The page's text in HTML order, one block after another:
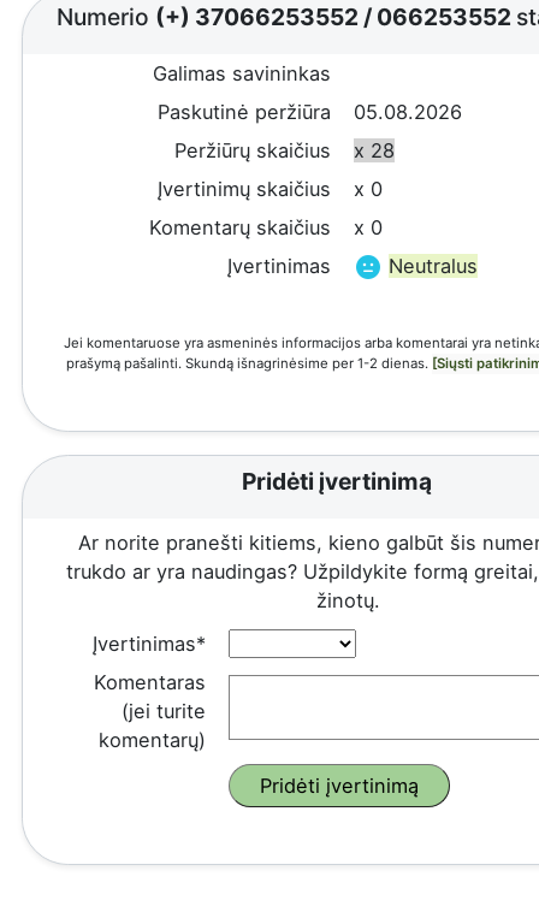
Numerio (+) 37066253552 /066253552
Galimas savininkas
Paskutinė peržiūra
05.08.2026
Peržiūrų skaičius
x 28
Įvertinimų skaičius
x 0
Komentarų skaičius
x 0
Įvertinimas
Neutralus
Jei komentaruose yra asmeninės informacijos arba komentarai yra
prašymą pašalinti. Skundą išnagrinėsime per 1-2 dienas. [Siųsti
Pridėti įvertinimą
Ar norite pranešti kitiems, kieno galbūt šis
trukdo ar yra naudingas? Užpildykite formą
žinotų.
Įvertinimas*
Komentaras
(jei turite
komentarų)